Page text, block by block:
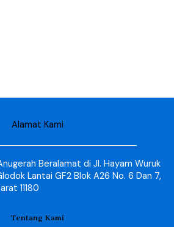
Alamat Kami
Beralamat di Jl. Hayam Wuruk
Lantai GF2 Blok A26 No. 6 Dan 7,
11180
Tentang Kami